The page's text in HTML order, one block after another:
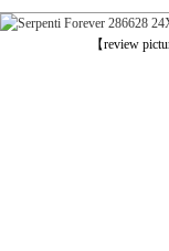
【review
上一张